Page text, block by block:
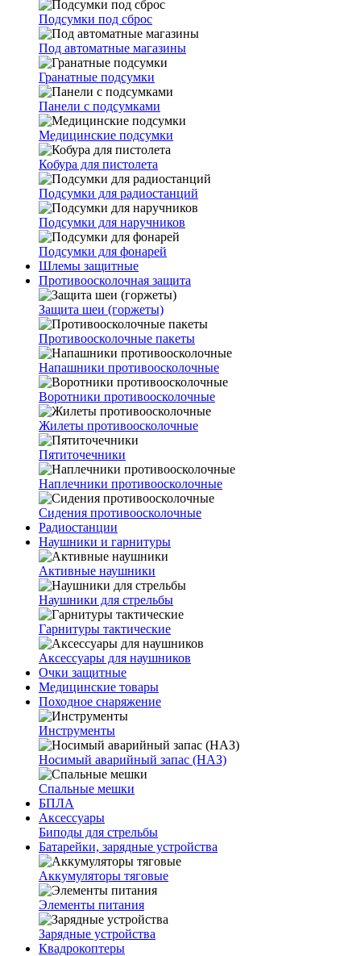
Подсумки под сброс
Под автоматные магазины
Гранатные подсумки
Панели с подсумками
Медицинские подсумки
Кобура для пистолета
Подсумки для радиостанций
Подсумки для наручников
Подсумки для фонарей
Шлемы защитные
Противоосколочная защита
Защита шеи (горжеты)
Противоосколочные пакеты
Напашники противоосколочные
Воротники противоосколочные
Жилеты противоосколочные
Пятиточечники
Наплечники противоосколочные
Сидения противоосколочные
Радиостанции
Наушники и гарнитуры
Активные наушники
Наушники для стрельбы
Гарнитуры тактические
Аксессуары для наушников
Очки защитные
Медицинские товары
Походное снаряжение
Инструменты
Носимый аварийный запас (НАЗ)
Спальные мешки
БПЛА
Аксессуары
Биподы для стрельбы
Батарейки, зарядные устройства
Аккумуляторы тяговые
Элементы питания
Зарядные устройства
Квадрокоптеры